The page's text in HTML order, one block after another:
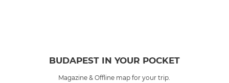
BUDAPEST IN YOUR POCKET
Magazine & Offline map for your trip.